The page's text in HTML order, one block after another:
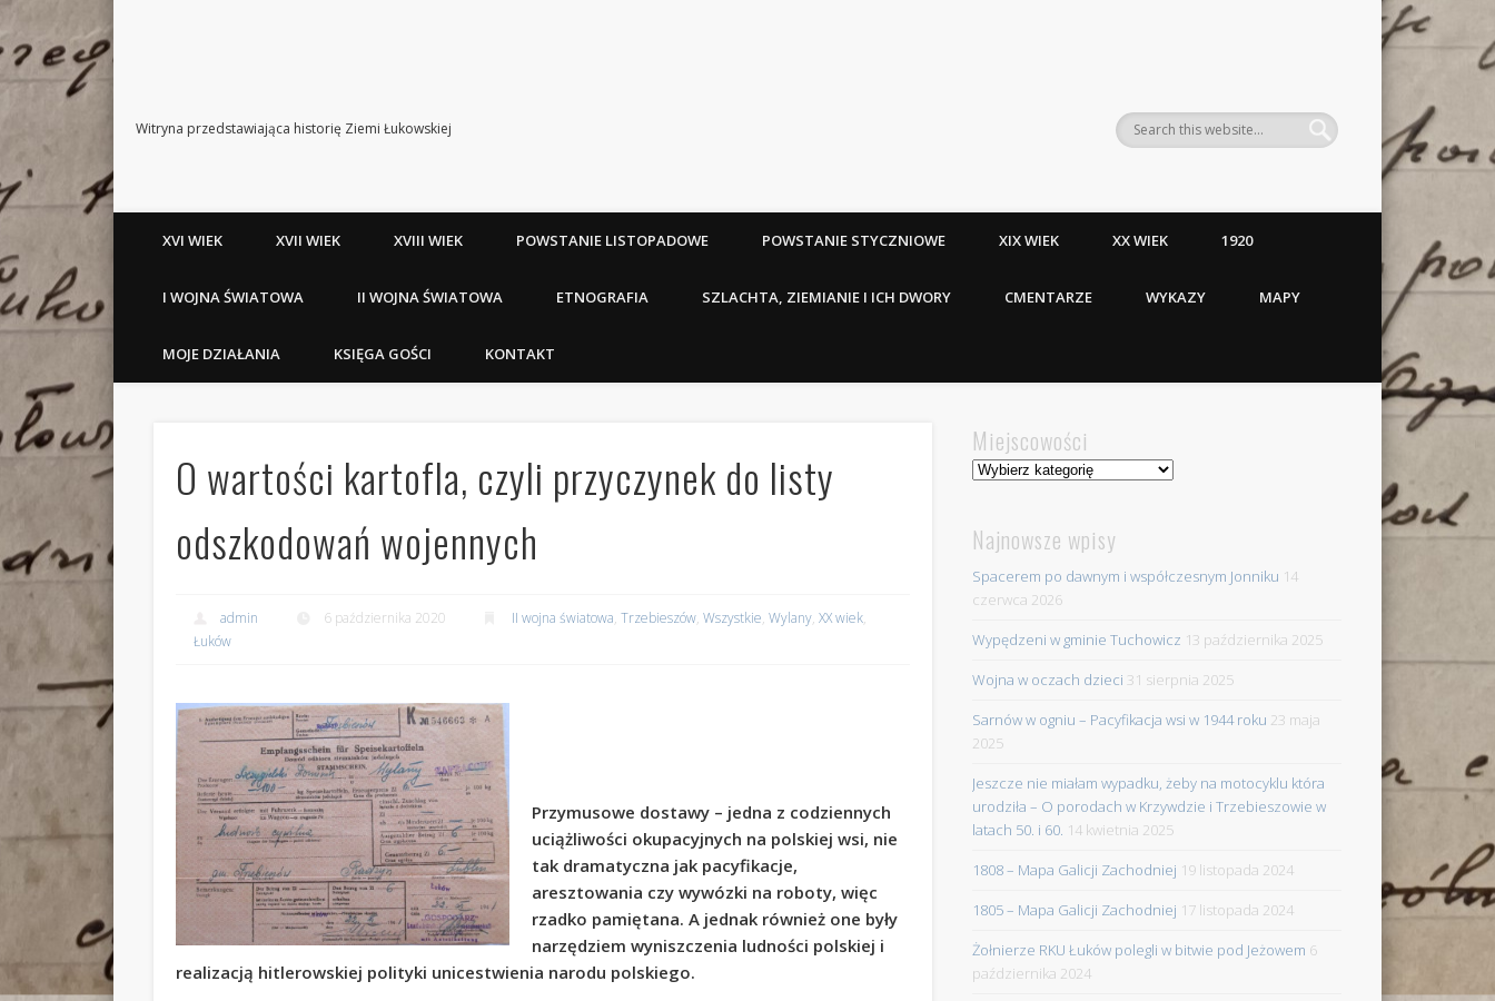
Witryna przedstawiająca historię Ziemi Łukowskiej
XVI WIEK XVII WIEK XVIII WIEK POWSTANIE LISTOPADOWE POWSTANIE STYCZNIOWE XIX WIEK XX WIEK 1920
I WOJNA ŚWIATOWA II WOJNA ŚWIATOWA ETNOGRAFIA SZLACHTA, ZIEMIANIE I ICH DWORY CMENTARZE WYKAZY MAPY
MOJE DZIAŁANIA KSIĘGA GOŚCI KONTAKT
O wartości kartofla, czyli przyczynek do listy
odszkodowań wojennych
admin 6 października 2020 II wojna światowa,Trzebieszów,Wszystkie,Wylany,XX wiek,
Łuków
Przymusowe dostawy – jedna z codziennych
uciążliwości okupacyjnych na polskiej wsi, nie
tak dramatyczna jak pacyfikacje,
aresztowania czy wywózki na roboty, więc
rzadko pamiętana. A jednak również one były
narzędziem wyniszczenia ludności polskiej i
realizacją hitlerowskiej polityki unicestwienia narodu polskiego.
Miejscowości
Miejscowości
Najnowsze wpisy
Spacerem po dawnym i współczesnym Jonniku 14
czerwca 2026
Wypędzeni w gminie Tuchowicz 13 października 2025
Wojna w oczach dzieci 31 sierpnia 2025
Sarnów w ogniu – Pacyfikacja wsi w 1944 roku 23 maja
2025
Jeszcze nie miałam wypadku, żeby na motocyklu która
urodziła – O porodach w Krzywdzie i Trzebieszowie w
latach 50. i 60. 14 kwietnia 2025
1808 – Mapa Galicji Zachodniej 19 listopada 2024
1805 – Mapa Galicji Zachodniej 17 listopada 2024
Żołnierze RKU Łuków polegli w bitwie pod Jeżowem 6
października 2024